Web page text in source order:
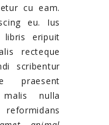
cu eam.
eu. Ius
eripuit
recteque
scribentur
nulla